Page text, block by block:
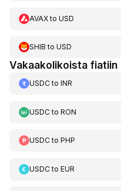
AVAXto USD
SHIB to USD
Vakaakolikoista fiatiin
USDCto INR
USDCto RON
USDCto PHP
USDCto EUR